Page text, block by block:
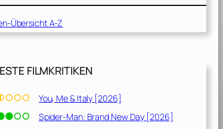
Übersicht A-Z
FILMKRITIKEN
You, Me & Italy [2026]
Spider-Man: Brand New Day [2026]